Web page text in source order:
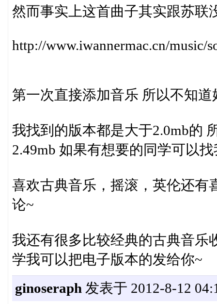
然而事实上这首曲子其实跟苏联
http://www.iwannermac.cn/music/
第一次直接添加音乐 所以不知
我找到的版本都是大于2.0mb的
2.49mb 如果有想要的同学可以
喜欢古典音乐，摇滚，英伦还有
论~
我还有很多比较经典的古典音乐
学我可以把电子版本的发给你~
ginoseraph 发表于 2012-8-12